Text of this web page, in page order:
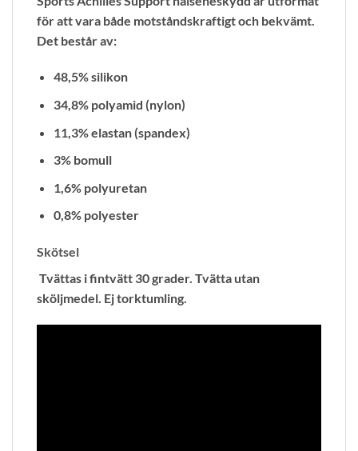
för att vara både motståndskraftigt och bekvämt.
Det består av:
48,5% silikon
34,8% polyamid (nylon)
11,3% elastan (spandex)
3% bomull
1,6% polyuretan
0,8% polyester
Skötsel
Tvättas i fintvätt 30 grader. Tvätta utan
sköljmedel. Ej torktumling.